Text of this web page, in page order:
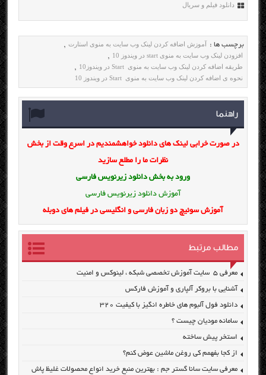
دانلود فیلم و سریال
برچسب ها : آموزش اضافه کردن لینک وب سایت به منوی استارت ,
افزودن لینک وب سایت به منوی start در ویندوز 10 ,
طریقه اضافه کردن لینک وب سایت به منوی Start در ویندوز10 ,
نحوه ی اضافه کردن لینک وب سایت به منوی Start در ویندوز 10
راهنما
در صورت خرابی لینک های دانلود خواهشمندیم در اسرع وقت از بخش
نظرات ما را مطلع سازید
ورود به بخش دانلود زیرنویس فارسی
آموزش دانلود زیرنویس فارسی
آموزش سوئیچ دو زبان فارسی و انگلیسی در فیلم های دوبله
مطالب مرتبط
معرفی ۵ سایت آموزش تخصصی شبکه ، لینوکس و امنیت
آشنایی با بروکر آلپاری و آموزش فارکس
دانلود فول آلبوم های خاطره انگیز با کیفیت ۳۲۰
سامانه مودیان چیست ؟
استخر پیش ساخته
از کجا بفهمم کی روغن ماشین عوض کنم؟
معرفی سایت سانا گستر جم : بهترین منبع خرید انواع محصولات غلیظ پاش